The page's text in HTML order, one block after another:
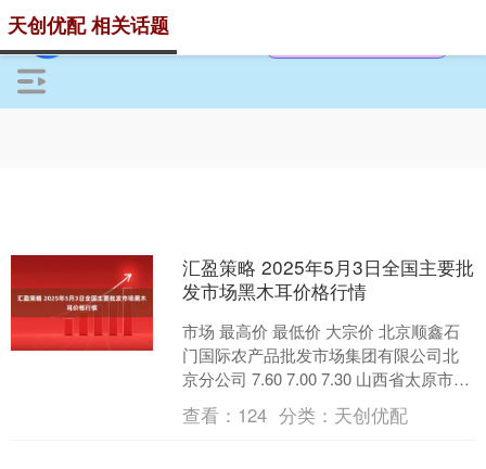
天创优配 相关话题
汇盈策略 2025年5月3日全国主要批
发市场黑木耳价格行情
市场 最高价 最低价 大宗价 北京顺鑫石
门国际农产品批发市场集团有限公司北
京分公司 7.60 7.00 7.30 山西省太原市河
西农产品有限公司 78.00 5....
查看： 124 分类： 天创优配